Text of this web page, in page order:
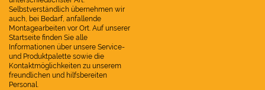
Selbstverständlich übernehmen wir
auch, bei Bedarf, anfallende
Montagearbeiten vor Ort. Auf unserer
Startseite finden Sie alle
Informationen über unsere Service-
und Produktpalette sowie die
Kontaktmöglichkeiten zu unserem
freundlichen und hilfsbereiten
Personal.